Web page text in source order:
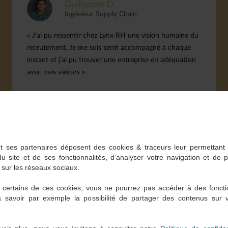
Guillaume D.
Ingénieur Supply Chain
« J’ai pu ressentir chez Lynx RH une vision humaine du
recrutement. Je me suis senti accompagné à chaque
instant et j’ai pu trouver une entreprise en adéquation
avec mes valeurs »
partenaires recrutant
ses partenaires déposent des cookies & traceurs leur permettant
site et de ses fonctionnalités, d’analyser votre navigation et de
les réseaux sociaux.
certains de ces cookies, vous ne pourrez pas accéder à des
savoir par exemple la possibilité de partager des contenus sur